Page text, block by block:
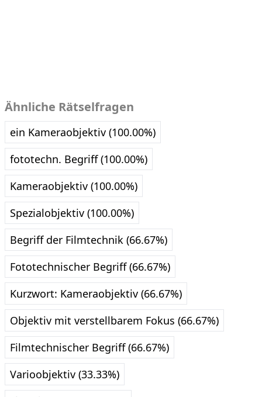
Ähnliche Rätselfragen
ein Kameraobjektiv (100.00%)
fototechn. Begriff (100.00%)
Kameraobjektiv (100.00%)
Spezialobjektiv (100.00%)
Begriff der Filmtechnik (66.67%)
Fototechnischer Begriff (66.67%)
Kurzwort: Kameraobjektiv (66.67%)
Objektiv mit verstellbarem Fokus (66.67%)
Filmtechnischer Begriff (66.67%)
Varioobjektiv (33.33%)